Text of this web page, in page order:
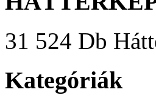
31 524 Db
Kategóriák